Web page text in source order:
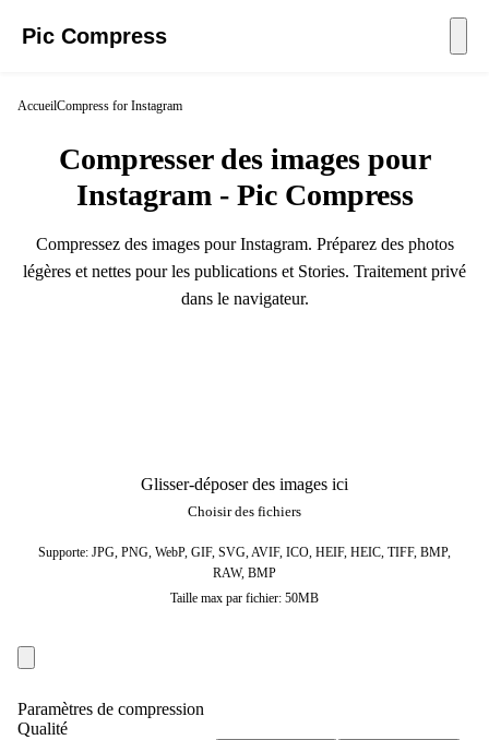
Pic Compress
AccueilCompress for Instagram
Compresser des images pour
Instagram - Pic Compress
Compressez des images pour Instagram. Préparez des photos
légères et nettes pour les publications et Stories. Traitement privé
dans le navigateur.
Glisser-déposer des images ici
Choisir des fichiers
Supporte: JPG, PNG, WebP, GIF, SVG, AVIF, ICO, HEIF, HEIC, TIFF, BMP,
RAW, BMP
Taille max par fichier: 50MB
Paramètres de compression
Qualité